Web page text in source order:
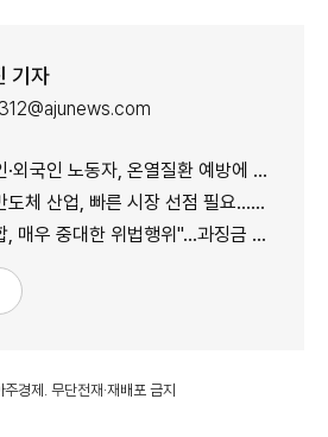
기자
노동자, 온열질환 예방에 가용자원 총동원"
업, 빠른 시장 선점 필요…주52시간제 손봐야"
대한 위법행위"...과징금 최대 15조원 전망
경제. 무단전재·재배포 금지